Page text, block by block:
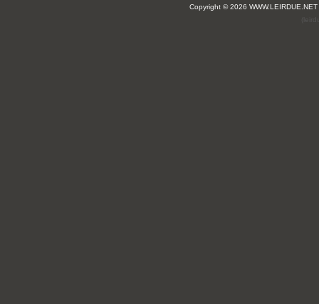
Copyright © 2026